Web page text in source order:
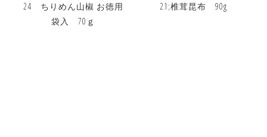
24 ちりめん山椒 お徳用
袋入 70ｇ
21;椎茸昆布 90g